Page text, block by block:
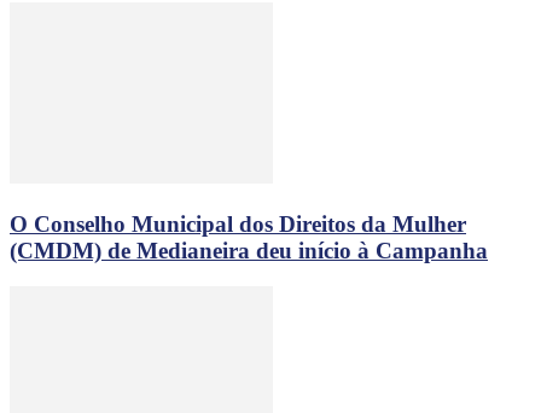
O Conselho Municipal dos Direitos da Mulher
(CMDM) de Medianeira deu início à Campanha